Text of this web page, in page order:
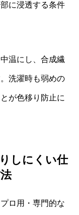
に浸透する条件
温にし、合成繊
洗濯時も弱めの
が色移り防止に
しにくい仕
ロ用・専門的な